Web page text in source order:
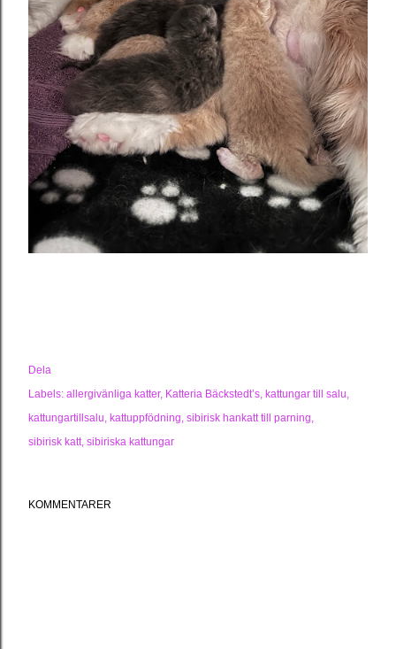
Dela
Labels: allergivänliga katter Katteria Bäckstedt’s kattungar till salu
kattungartillsalu
kattuppfödning sibirisk hankatt till parning
sibirisk katt sibiriska kattungar
KOMMENTARER